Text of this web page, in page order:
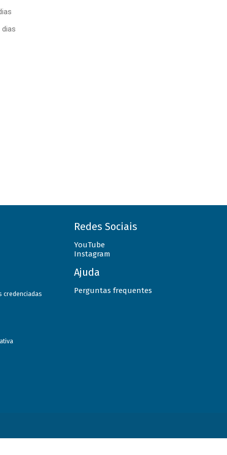
dias
credenciadas
Redes Sociais
YouTube
Instagram
Ajuda
Perguntas frequentes